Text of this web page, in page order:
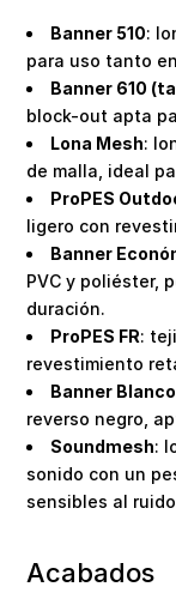
Banner 510:
para uso tanto
Banner 610
block-out apta
Lona Mesh:
de malla, ideal
ProPES
ligero con
Banner
PVC y poliéster,
duración.
ProPES FR:
revestimiento
Banner
reverso negro,
Soundmesh:
sonido con un
sensibles al
Acabados